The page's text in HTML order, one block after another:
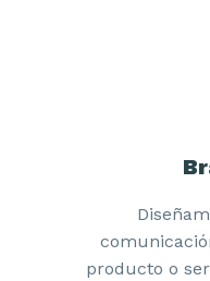
producto o